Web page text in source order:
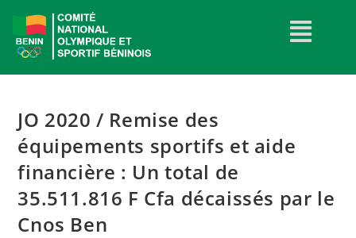
JO 2020 / Remise des
équipements sportifs et aide
financière : Un total de
35.511.816 F Cfa décaissés par le
Cnos Ben